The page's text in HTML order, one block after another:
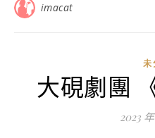
imacat
未
大硯劇團
2023